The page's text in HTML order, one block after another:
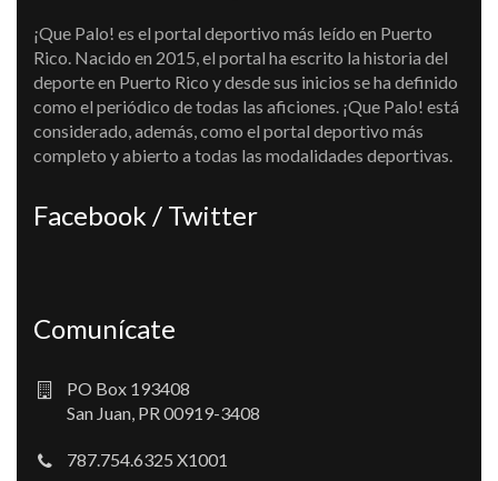
¡Que Palo! es el portal deportivo más leído en Puerto
Rico. Nacido en 2015, el portal ha escrito la historia del
deporte en Puerto Rico y desde sus inicios se ha definido
como el periódico de todas las aficiones. ¡Que Palo! está
considerado, además, como el portal deportivo más
completo y abierto a todas las modalidades deportivas.
Facebook / Twitter
Comunícate
PO Box 193408
San Juan, PR 00919-3408
787.754.6325 X1001